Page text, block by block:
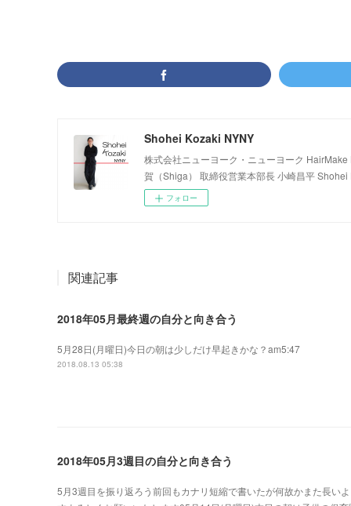
Shohei Kozaki NYNY
株式会社ニューヨーク・ニューヨーク
賀（Shiga） 取締役営業本部長 小崎昌平
フォロー
関連記事
2018年05月最終週の自分と向き合う
5月28日(月曜日)今日の朝は少しだけ早起きかな？am5:47
2018.08.13 05:38
2018年05月3週目の自分と向き合う
5月3週目を振り返ろう前回もカナリ短縮で書いたが何故かまた長い